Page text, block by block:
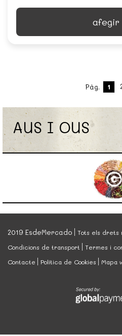
afegir
Pàg. 1
AUS I OUS
2019 EsdeMercado
Tots els drets
Condicions de transport
Termes i
Contacte
Política de Cookies Mapa